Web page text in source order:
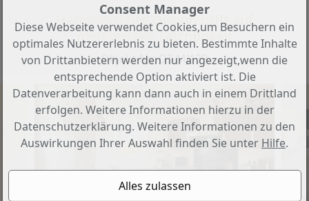
Harmonisches Design trifft auf
mediterrane Leichtigkeit
Objekt-Nr.: DT-MJ139
Consent Manager
Diese Webseite verwendet Cookies,um Besuchern ein
optimales Nutzererlebnis zu bieten. Bestimmte Inhalte
von Drittanbietern werden nur angezeigt,wenn die
entsprechende Option aktiviert ist. Die
Datenverarbeitung kann dann auch in einem Drittland
erfolgen. Weitere Informationen hierzu in der
Datenschutzerklärung. Weitere Informationen zu den
Auswirkungen Ihrer Auswahl finden Sie unter Hilfe.